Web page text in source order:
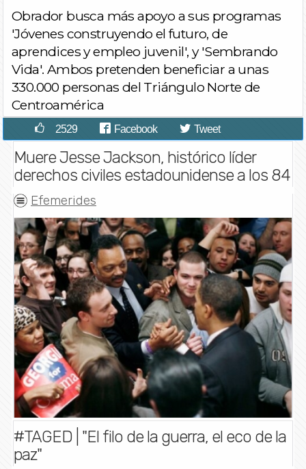
Obrador busca más apoyo a sus programas
'Jóvenes construyendo el futuro, de
aprendices y empleo juvenil', y 'Sembrando
Vida'. Ambos pretenden beneficiar a unas
330.000 personas del Triángulo Norte de
Centroamérica
2529 Facebook Tweet
Muere Jesse Jackson, histórico líder
derechos civiles estadounidense a los 84
Efemerides
#TAGED | "El filo de la guerra, el eco de la
paz"